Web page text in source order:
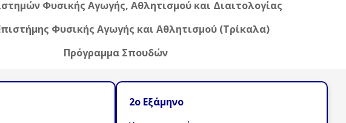
Φυσικής Αγωγής, Αθλητισμού και Διαιτολογίας
Φυσικής Αγωγής και Αθλητισμού (Τρίκαλα)
Πρόγραμμα Σπουδών
2ο Εξάμηνο